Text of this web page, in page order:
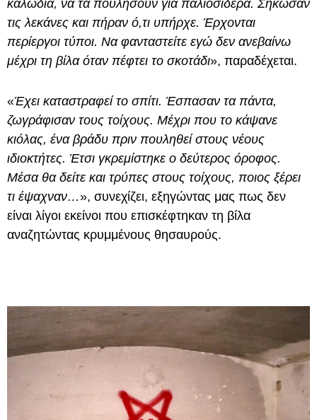
καλώδια, να τα πουλήσουν για παλιοσίδερα. Σήκωσαν
τις λεκάνες και πήραν ό,τι υπήρχε. Έρχονται
περίεργοι τύποι. Να φανταστείτε εγώ δεν ανεβαίνω
μέχρι τη βίλα όταν πέφτει το σκοτάδι», παραδέχεται.
«Έχει καταστραφεί το σπίτι. Έσπασαν τα πάντα,
ζωγράφισαν τους τοίχους. Μέχρι που το κάψανε
κιόλας, ένα βράδυ πριν πουληθεί στους νέους
ιδιοκτήτες. Έτσι γκρεμίστηκε ο δεύτερος όροφος.
Μέσα θα δείτε και τρύπες στους τοίχους, ποιος ξέρει
τι έψαχναν…», συνεχίζει, εξηγώντας μας πως δεν
είναι λίγοι εκείνοι που επισκέφτηκαν τη βίλα
αναζητώντας κρυμμένους θησαυρούς.